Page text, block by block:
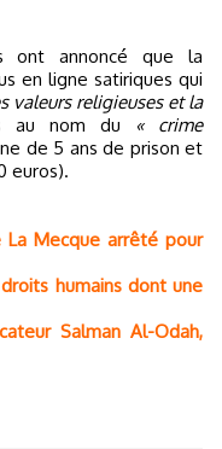
ont annoncé que la
en ligne satiriques qui
valeurs religieuses et la
au nom du
« crime
de 5 ans de prison et
euros).
Mecque arrêté pour
humains dont une
Salman Al-Odah,